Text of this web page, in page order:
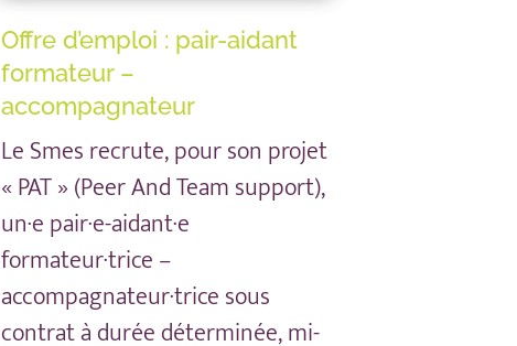
Offre d’emploi : pair-aidant
formateur –
accompagnateur
Le Smes recrute, pour son projet
« PAT » (Peer And Team support),
un·e pair·e-aidant·e
formateur·trice –
accompagnateur·trice sous
contrat à durée déterminée, mi-